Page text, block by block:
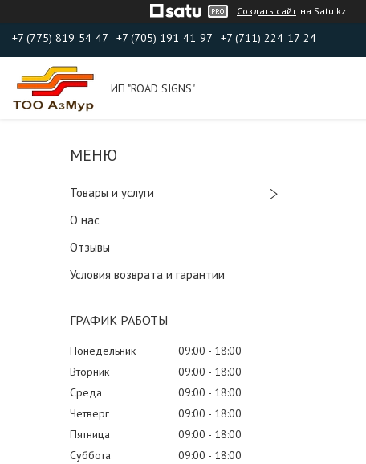
Создать сайт на Satu.kz
+7 (775) 819-54-47 +7 (705) 191-41-97 +7 (711) 224-17-24
ИП "ROAD SIGNS"
Товары и услуги
О нас
Отзывы
Условия возврата и гарантии
ГРАФИК РАБОТЫ
Понедельник 09:00
18:00
Вторник
09:00
18:00
Среда
09:00
18:00
Четверг
09:00
18:00
Пятница
09:00
18:00
Суббота
09:00
18:00